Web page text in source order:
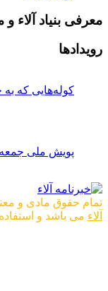
معرفی بنیاد آلاء و
رویدادها
کوله‌هایی که به
پویش ملی
تمام حقوق مادی و
آلاء می باشد و